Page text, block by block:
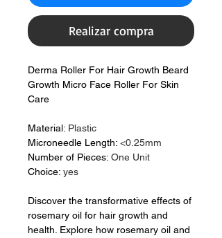
Realizar compra
Derma Roller For Hair Growth Beard
Growth Micro Face Roller For Skin
Care
Material: Plastic
Microneedle Length: <0.25mm
Number of Pieces: One Unit
Choice: yes
Discover the transformative effects of
rosemary oil for hair growth and
health. Explore how rosemary oil and